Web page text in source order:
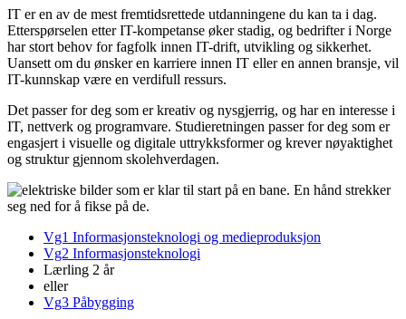
IT er en av de mest fremtidsrettede utdanningene du kan ta i dag.
Etterspørselen etter IT-kompetanse øker stadig, og bedrifter i Norge
har stort behov for fagfolk innen IT-drift, utvikling og sikkerhet.
Uansett om du ønsker en karriere innen IT eller en annen bransje, vil
IT-kunnskap være en verdifull ressurs.
Det passer for deg som er kreativ og nysgjerrig, og har en interesse i
IT, nettverk og programvare. Studieretningen passer for deg som er
engasjert i visuelle og digitale uttrykksformer og krever nøyaktighet
og struktur gjennom skolehverdagen.
Vg1 Informasjonsteknologi og medieproduksjon
Vg2 Informasjonsteknologi
Lærling 2 år
eller
Vg3 Påbygging